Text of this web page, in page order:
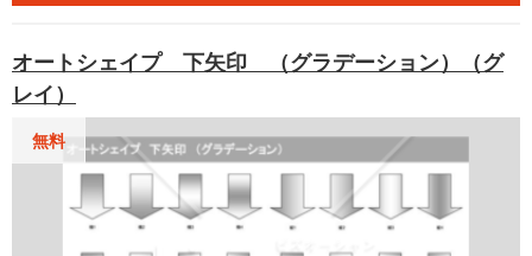
オートシェイプ 下矢印 （グラデーション）（グ
レイ）
無料